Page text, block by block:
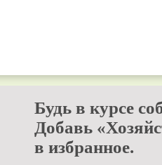
Будь в курсе
Добавь
в избранное.